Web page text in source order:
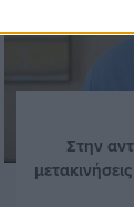
Στην